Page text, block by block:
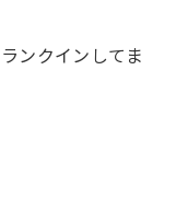
ンクインしてま